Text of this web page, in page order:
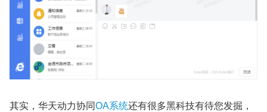
其实，华天动力协同OA系统还有很多黑科技有待您发掘，